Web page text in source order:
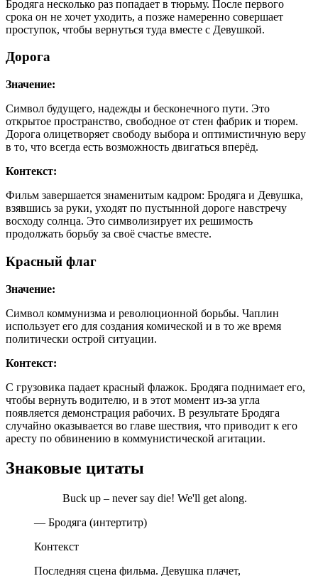
Бродяга несколько раз попадает в тюрьму. После первого
срока он не хочет уходить, а позже намеренно совершает
проступок, чтобы вернуться туда вместе с Девушкой.
Дорога
Значение:
Символ будущего, надежды и бесконечного пути. Это
открытое пространство, свободное от стен фабрик и тюрем.
Дорога олицетворяет свободу выбора и оптимистичную веру
в то, что всегда есть возможность двигаться вперёд.
Контекст:
Фильм завершается знаменитым кадром: Бродяга и Девушка,
взявшись за руки, уходят по пустынной дороге навстречу
восходу солнца. Это символизирует их решимость
продолжать борьбу за своё счастье вместе.
Красный флаг
Значение:
Символ коммунизма и революционной борьбы. Чаплин
использует его для создания комической и в то же время
политически острой ситуации.
Контекст:
С грузовика падает красный флажок. Бродяга поднимает его,
чтобы вернуть водителю, и в этот момент из-за угла
появляется демонстрация рабочих. В результате Бродяга
случайно оказывается во главе шествия, что приводит к его
аресту по обвинению в коммунистической агитации.
Знаковые цитаты
Buck up – never say die! We'll get along.
— Бродяга (интертитр)
Контекст
Последняя сцена фильма. Девушка плачет,